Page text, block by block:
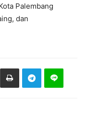
Palembang
dan